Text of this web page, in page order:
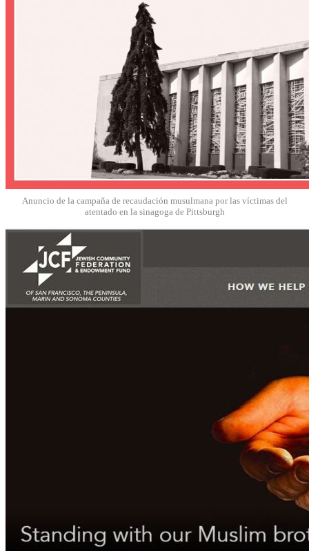
Anuncio de la campaña de recaudación musulmana por las víctimas del
atentado en la sinagoga de Pittsburgh